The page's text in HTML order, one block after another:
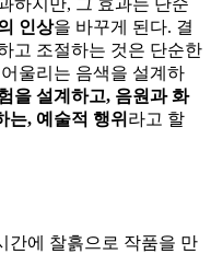
인상을 바꾸게 된다. 결
고 조절하는 것은 단순한
울리는 음색을 설계하
을 설계하고, 음원과 화
는, 예술적 행위 라고 할
간에 찰흙으로 작품을 만